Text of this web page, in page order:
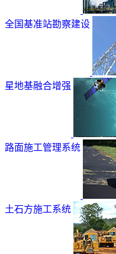
全国基准站勘察建设
星地基融合增强
路面施工管理系统
土石方施工系统